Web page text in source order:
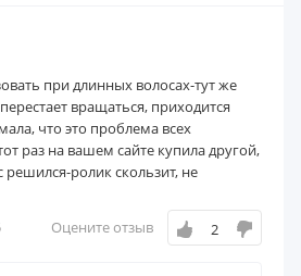
при длинных волосах-тут же
вращаться, приходится
что это проблема всех
раз на вашем сайте купила другой,
решился-ролик скользит, не
Оцените отзыв 2